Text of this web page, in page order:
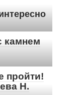
камнем
пройти!
Н.